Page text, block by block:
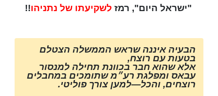
"ישראל היום", רמז לשקיעתו של נתניהו!!
הבעיה איננה שראש הממשלה הצטלם
בטעות עם רוצח,
אלא שהוא חבר בכוונת תחילה למנסור
עבאס ומפלגת רע״מ שתומכים במחבלים
רוצחים, והכל—למען צורך פוליטי.